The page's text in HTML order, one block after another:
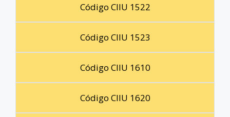
Código CIIU 1522
Código CIIU 1523
Código CIIU 1610
Código CIIU 1620